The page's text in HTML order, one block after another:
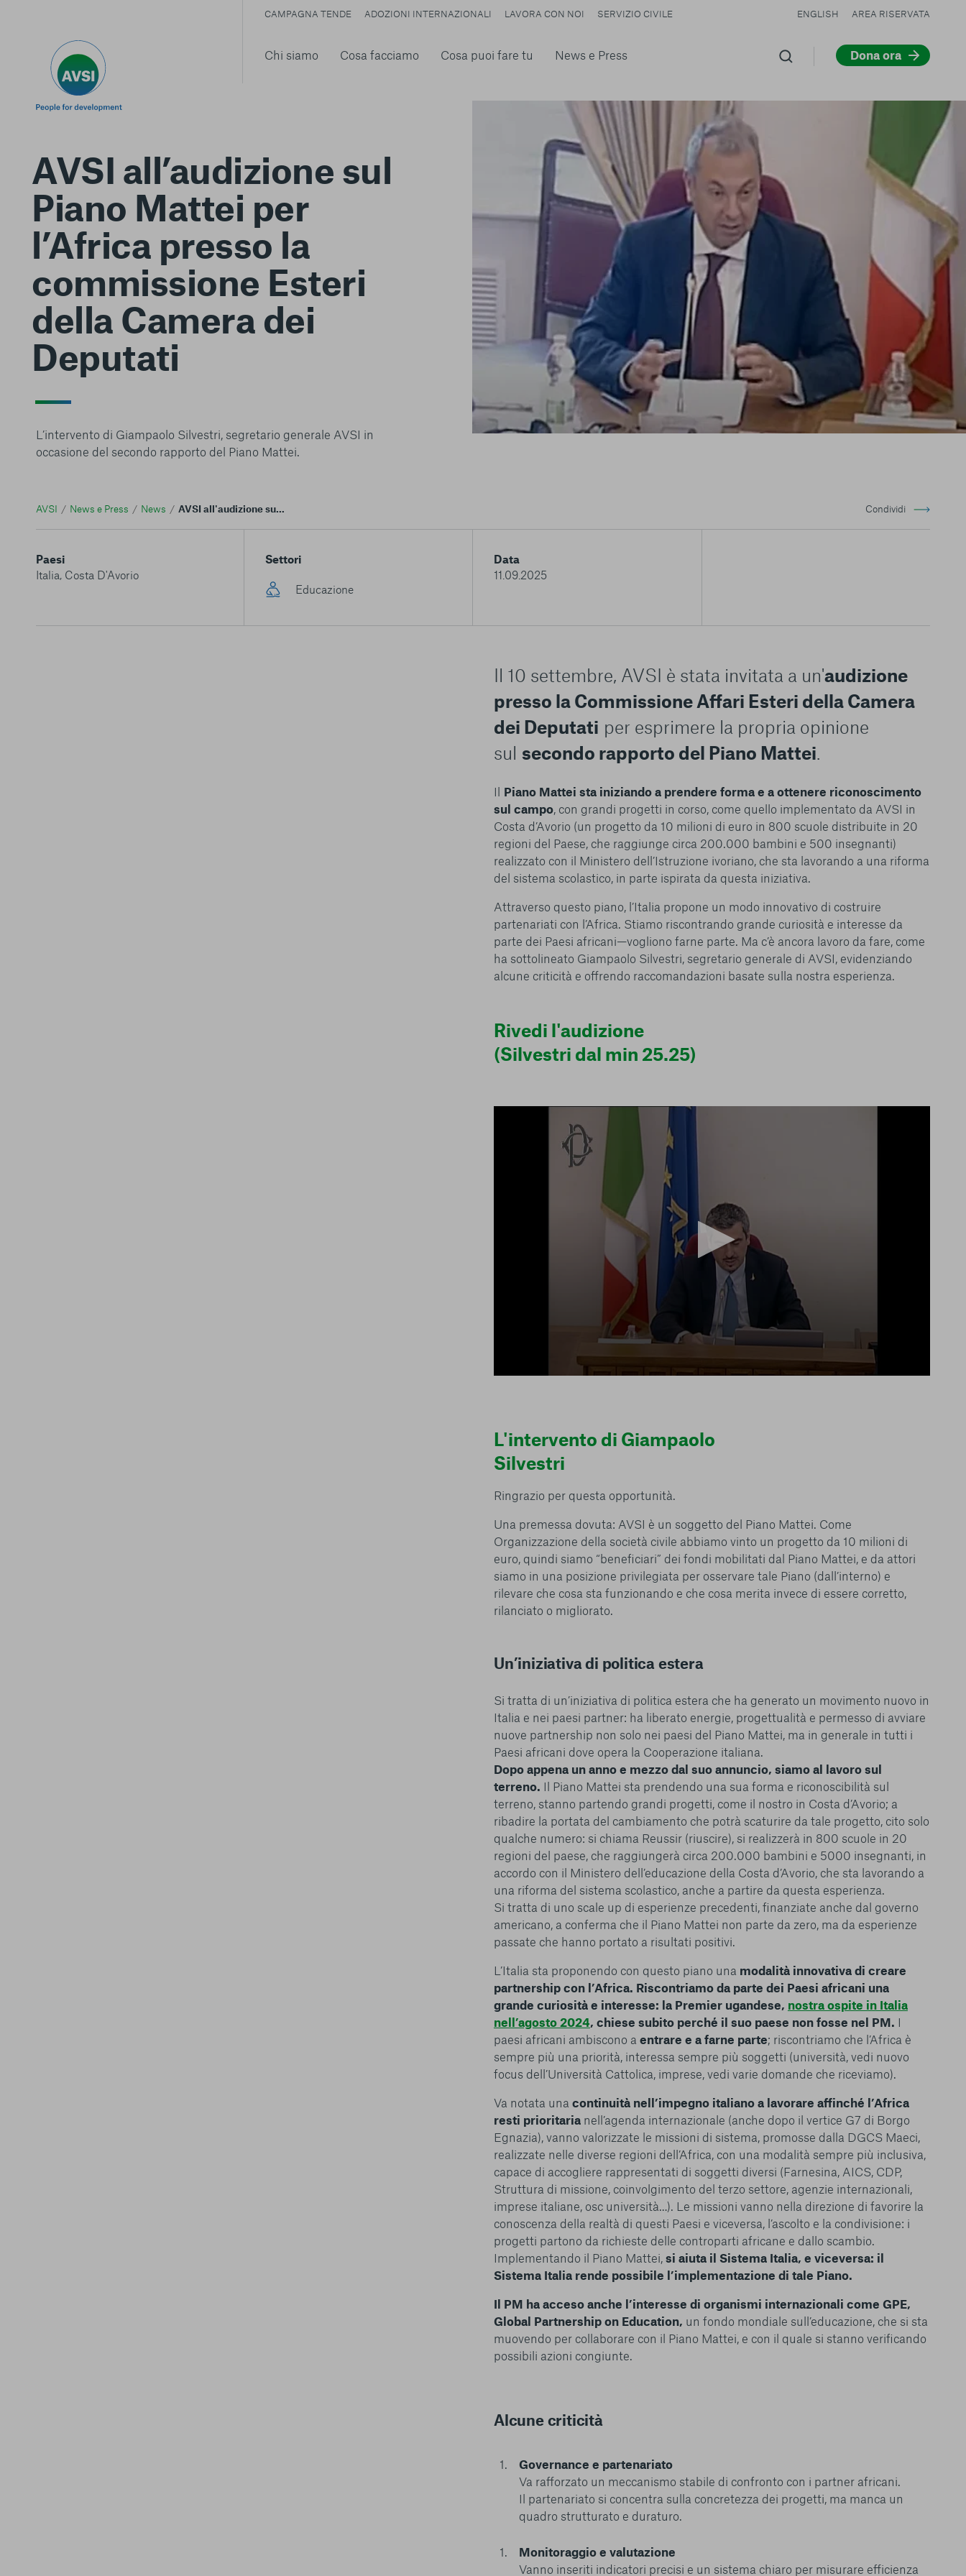
Centro preferenze sulla privacy
I cookie e altre tecnologie simili sono una parte fondamentale del funzionamento
navigazione più comoda ed efficiente, nonché consentirci di migliorare i nostri
servizi e la Piattaforma stessa. Inoltre, i cookie vengono utilizzati per mostrare
pubblicità che risulti interessante per l’utente quando visita i siti Web e le app di
terzi. Qui sono disponibili tutte le informazioni sui cookie che utilizziamo e sarà
possibile attivarli e/o disattivarli secondo le proprie preferenze, salvo i Cookie
strettamente necessari per il funzionamento della Piattaforma. È importante tenere
conto del fatto che il blocco di alcuni cookie può condizionare l’esperienza sulla
alcuna opzione, premere questo pulsante equivarrà a rifiutare tutti i cookie. Per
Consenti tutti
Chi siamo Cosa facciamo Cosa puoi fare tu News e Press Dona ora
CAMPAGNA TENDE ADOZIONI INTERNAZIONALI LAVORA CON NOI SERVIZIO CIVILE ENGLISH AREA RISERVATA
AVSI all’audizione sul
Piano Mattei per
l’Africa presso la
commissione Esteri
della Camera dei
Deputati
L’intervento di Giampaolo Silvestri, segretario generale AVSI in
occasione del secondo rapporto del Piano Mattei.
AVSI News e Press News AVSI all'audizione sul Piano Mattei per l’Africa presso la commissione Esteri della Camera dei Deputati Condividi
Paesi
Italia, Costa D'Avorio
Settori
Educazione
Data
11.09.2025
Il 10 settembre, AVSI è stata invitata a un'audizione
presso la Commissione Affari Esteri della Camera
dei Deputati per esprimere la propria opinione
sul secondo rapporto del Piano Mattei.
Il Piano Mattei sta iniziando a prendere forma e a ottenere riconoscimento
sul campo, con grandi progetti in corso, come quello implementato da AVSI in
Costa d’Avorio (un progetto da 10 milioni di euro in 800 scuole distribuite in 20
regioni del Paese, che raggiunge circa 200.000 bambini e 500 insegnanti)
realizzato con il Ministero dell’Istruzione ivoriano, che sta lavorando a una riforma
del sistema scolastico, in parte ispirata da questa iniziativa.
Attraverso questo piano, l’Italia propone un modo innovativo di costruire
partenariati con l’Africa. Stiamo riscontrando grande curiosità e interesse da
parte dei Paesi africani—vogliono farne parte. Ma c’è ancora lavoro da fare, come
ha sottolineato Giampaolo Silvestri, segretario generale di AVSI, evidenziando
alcune criticità e offrendo raccomandazioni basate sulla nostra esperienza.
Rivedi l'audizione
(Silvestri dal min 25.25)
L'intervento di Giampaolo
Silvestri
Ringrazio per questa opportunità.
Una premessa dovuta: AVSI è un soggetto del Piano Mattei. Come
Organizzazione della società civile abbiamo vinto un progetto da 10 milioni di
euro, quindi siamo “beneficiari” dei fondi mobilitati dal Piano Mattei, e da attori
siamo in una posizione privilegiata per osservare tale Piano (dall’interno) e
rilevare che cosa sta funzionando e che cosa merita invece di essere corretto,
rilanciato o migliorato.
Un’iniziativa di politica estera
Si tratta di un’iniziativa di politica estera che ha generato un movimento nuovo in
Italia e nei paesi partner: ha liberato energie, progettualità e permesso di avviare
nuove partnership non solo nei paesi del Piano Mattei, ma in generale in tutti i
Paesi africani dove opera la Cooperazione italiana.
Dopo appena un anno e mezzo dal suo annuncio, siamo al lavoro sul
terreno. Il Piano Mattei sta prendendo una sua forma e riconoscibilità sul
terreno, stanno partendo grandi progetti, come il nostro in Costa d’Avorio; a
ribadire la portata del cambiamento che potrà scaturire da tale progetto, cito solo
qualche numero: si chiama Reussir (riuscire), si realizzerà in 800 scuole in 20
regioni del paese, che raggiungerà circa 200.000 bambini e 5000 insegnanti, in
accordo con il Ministero dell’educazione della Costa d’Avorio, che sta lavorando a
una riforma del sistema scolastico, anche a partire da questa esperienza.
Si tratta di uno scale up di esperienze precedenti, finanziate anche dal governo
americano, a conferma che il Piano Mattei non parte da zero, ma da esperienze
passate che hanno portato a risultati positivi.
L’Italia sta proponendo con questo piano una modalità innovativa di creare
partnership con l’Africa. Riscontriamo da parte dei Paesi africani una
grande curiosità e interesse: la Premier ugandese, nostra ospite in Italia
nell’agosto 2024, chiese subito perché il suo paese non fosse nel PM. I
paesi africani ambiscono a entrare e a farne parte; riscontriamo che l’Africa è
sempre più una priorità, interessa sempre più soggetti (università, vedi nuovo
focus dell’Università Cattolica, imprese, vedi varie domande che riceviamo).
Va notata una continuità nell’impegno italiano a lavorare affinché l’Africa
resti prioritarianell’agenda internazionale (anche dopo il vertice G7 di Borgo
Egnazia), vanno valorizzate le missioni di sistema, promosse dalla DGCS Maeci,
realizzate nelle diverse regioni dell’Africa, con una modalità sempre più inclusiva,
capace di accogliere rappresentati di soggetti diversi (Farnesina, AICS, CDP,
Struttura di missione, coinvolgimento del terzo settore, agenzie internazionali,
imprese italiane, osc università…). Le missioni vanno nella direzione di favorire la
conoscenza della realtà di questi Paesi e viceversa, l’ascolto e la condivisione: i
progetti partono da richieste delle controparti africane e dallo scambio.
Implementando il Piano Mattei, si aiuta il Sistema Italia, e viceversa: il
Sistema Italia rende possibile l’implementazione di tale Piano.
Il PM ha acceso anche l’interesse di organismi internazionali come GPE,
Global Partnership on Education, un fondo mondiale sull’educazione, che si sta
muovendo per collaborare con il Piano Mattei, e con il quale si stanno verificando
possibili azioni congiunte.
Alcune criticità
Governance e partenariato
Va rafforzato un meccanismo stabile di confronto con i partner africani.
Il partenariato si concentra sulla concretezza dei progetti, ma manca un
quadro strutturato e duraturo.
Monitoraggio e valutazione
Vanno inseriti indicatori precisi e un sistema chiaro per misurare efficienza